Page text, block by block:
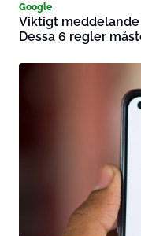
Google
Viktigt
Dessa 6 regler